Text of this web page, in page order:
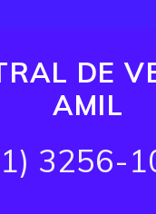
DE
AMIL
3256-